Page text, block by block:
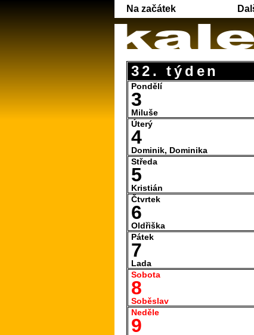
Na začátek
32. týden
Pondělí
3
Miluše
Úterý
4
Dominik, Dominika
Středa
5
Kristián
Čtvrtek
6
Oldřiška
Pátek
7
Lada
Sobota
8
Soběslav
Neděle
9